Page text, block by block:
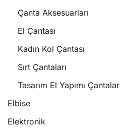
Çanta Aksesuarları
El Çantası
Kadın Kol Çantası
Sırt Çantaları
Tasarım El Yapımı Çantalar
Elbise
Elektronik